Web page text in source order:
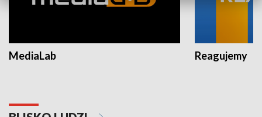
MediaLab Reagujemy